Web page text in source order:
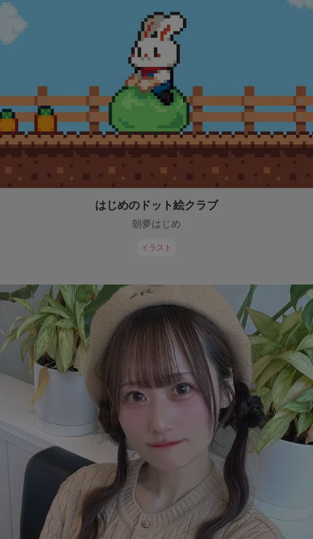
はじめのドット絵クラブ
朝夢はじめ
イラスト